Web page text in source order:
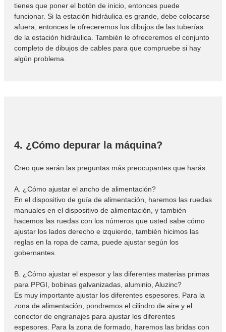
tienes que poner el botón de inicio, entonces puede
funcionar. Si la estación hidráulica es grande, debe colocarse
afuera, entonces le ofreceremos los dibujos de las tuberías
de la estación hidráulica. También le ofreceremos el conjunto
completo de dibujos de cables para que compruebe si hay
algún problema.
4. ¿Cómo depurar la máquina?
Creo que serán las preguntas más preocupantes que harás.
A. ¿Cómo ajustar el ancho de alimentación?
En el dispositivo de guía de alimentación, haremos las ruedas
manuales en el dispositivo de alimentación, y también
hacemos las ruedas con los números que usted sabe cómo
ajustar los lados derecho e izquierdo, también hicimos las
reglas en la ropa de cama, puede ajustar según los
gobernantes.
B. ¿Cómo ajustar el espesor y las diferentes materias primas
para PPGI, bobinas galvanizadas, aluminio, Aluzinc?
Es muy importante ajustar los diferentes espesores. Para la
zona de alimentación, pondremos el cilindro de aire y el
conector de engranajes para ajustar los diferentes
espesores. Para la zona de formado, haremos las bridas con